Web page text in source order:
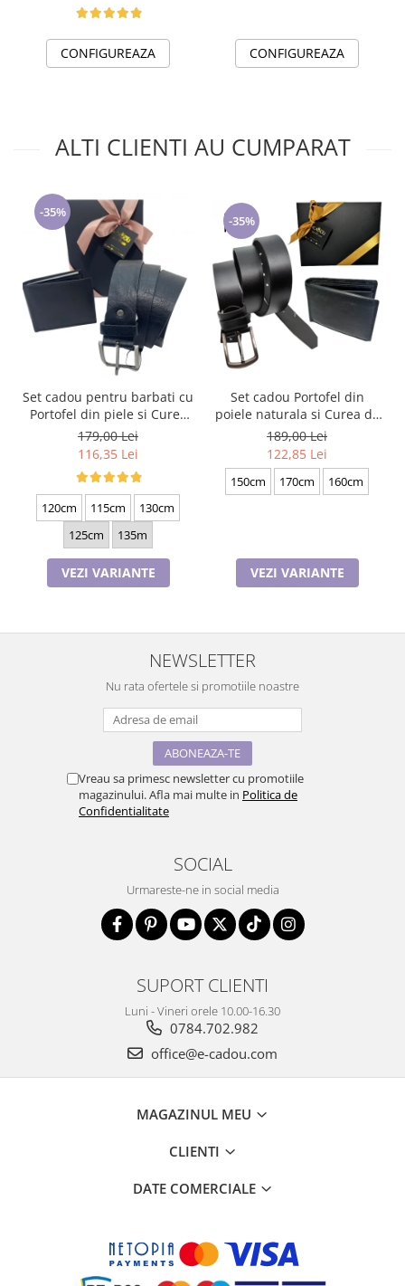
CONFIGUREAZA CONFIGUREAZA
ALTI CLIENTI AU CUMPARAT
-35%
Set cadou pentru barbati cu
Portofel din piele si Curea
de barbati, negru 2210-4
179,00 Lei
116,35 Lei
120cm 115cm
130cm
125cm
135m
VEZI VARIANTE
-35%
Set cadou Portofel din
poiele naturala si Curea de
barbati neagra, serie mare
battal, A702-4.N_1379
189,00 Lei
122,85 Lei
150cm 170cm 160cm
VEZI VARIANTE
NEWSLETTER
Nu rata ofertele si promotiile noastre
Vreau sa primesc newsletter cu promotiile
magazinului. Afla mai multe in Politica de
Confidentialitate
SOCIAL
Urmareste-ne in social media
SUPORT CLIENTI
Luni - Vineri orele 10.00-16.30
0784.702.982
office@e-cadou.com
MAGAZINUL MEU
CLIENTI
DATE COMERCIALE